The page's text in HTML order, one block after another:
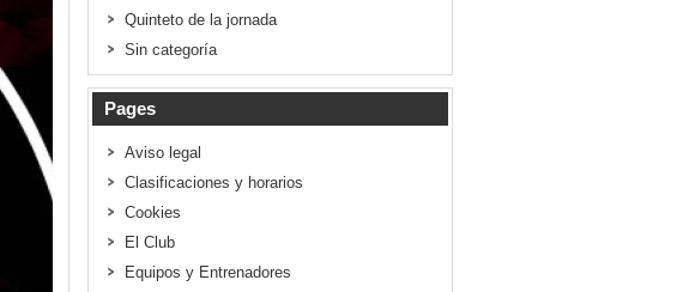
Quinteto de la jornada
Sin categoría
Pages
Aviso legal
Clasificaciones y horarios
Cookies
El Club
Equipos y Entrenadores